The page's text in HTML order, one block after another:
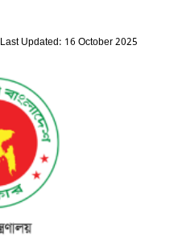
Last Updated: 16 October 2025